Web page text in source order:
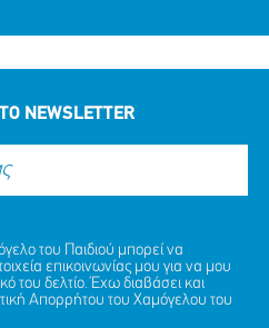
NEWSLETTER
του Παιδιού μπορεί να
επικοινωνίας μου για να μου
του δελτίο. Έχω διαβάσει και
Απορρήτου του Χαμόγελου του